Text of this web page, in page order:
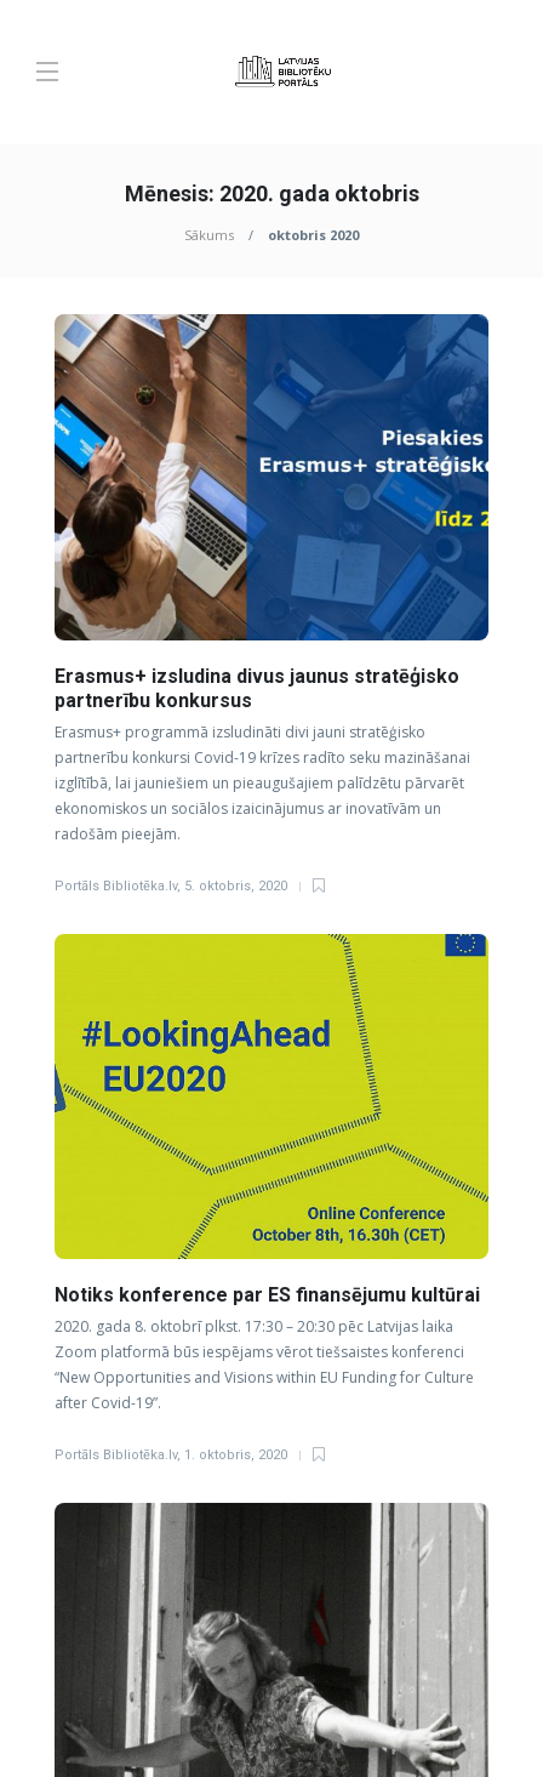
Mēnesis: 2020. gada oktobris
Sākums oktobris 2020
Erasmus+ izsludina divus jaunus stratēģisko
partnerību konkursus
Erasmus+ programmā izsludināti divi jauni stratēģisko
partnerību konkursi Covid-19 krīzes radīto seku mazināšanai
izglītībā, lai jauniešiem un pieaugušajiem palīdzētu pārvarēt
ekonomiskos un sociālos izaicinājumus ar inovatīvām un
radošām pieejām.
Portāls Bibliotēka.lv, 5. oktobris, 2020
Notiks konference par ES finansējumu kultūrai
2020. gada 8. oktobrī plkst. 17:30 – 20:30 pēc Latvijas laika
Zoom platformā būs iespējams vērot tiešsaistes konferenci
“New Opportunities and Visions within EU Funding for Culture
after Covid-19”.
Portāls Bibliotēka.lv, 1. oktobris, 2020